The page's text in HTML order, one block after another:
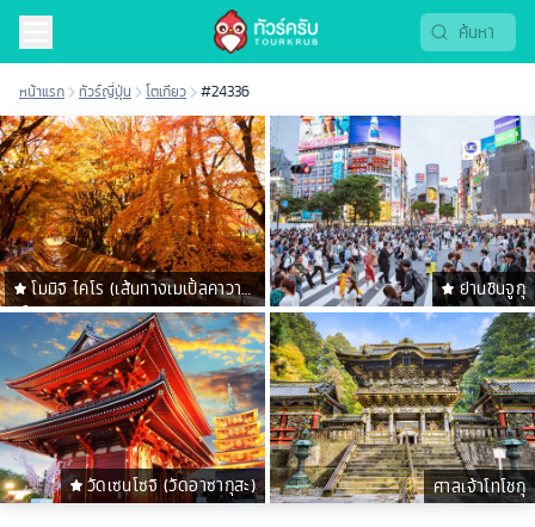
หน้าแรก ทัวร์ญี่ปุ่น โตเกียว #24336
โมมิจิ ไคโร (เส้นทางเมเปิ้ลคาวาคู
ชิโกะ)
ย่านชินจูกุ
วัดเซนโซจิ (วัดอาซากุสะ) ศาลเจ้าโทโชกุ